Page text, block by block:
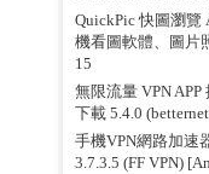
QuickPic 快圖瀏覽
機看圖軟體、圖片
15
無限流量 VPN APP
下載 5.4.0
手機VPN網路加速
3.7.3.5 (FF VPN)